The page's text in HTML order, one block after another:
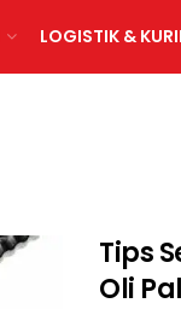
LOGISTIK &
Tips
Oli